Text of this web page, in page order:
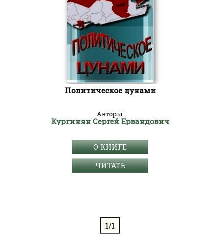
Политическое цунами
Авторы:
Кургинян Сергей Ервандович
О КНИГЕ
ЧИТАТЬ
1/1